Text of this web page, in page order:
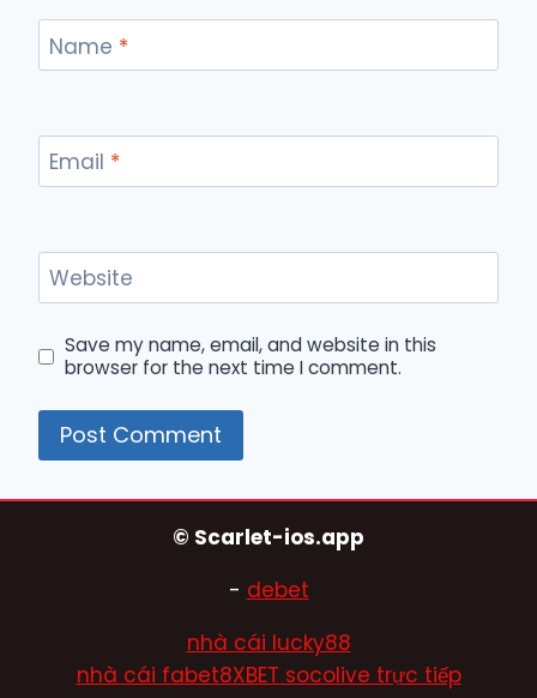
Name *
Email *
Website
Save my name, email, and website in this
browser for the next time I comment.
© Scarlet-ios.app
- debet
nhà cái lucky88
nhà cái fabet8XBET socolive trực tiếp